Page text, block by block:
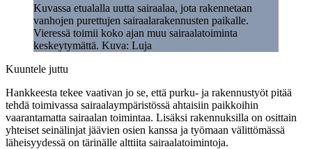
Kuvassa etualalla uutta sairaalaa, jota rakennetaan
vanhojen purettujen sairaalarakennusten paikalle.
Vieressä toimii koko ajan muu sairaalatoiminta
keskeytymättä. Kuva: Luja
Kuuntele juttu
Hankkeesta tekee vaativan jo se, että purku- ja rakennustyöt pitää
tehdä toimivassa sairaalaympäristössä ahtaisiin paikkoihin
vaarantamatta sairaalan toimintaa. Lisäksi rakennuksilla on osittain
yhteiset seinälinjat jäävien osien kanssa ja työmaan välittömässä
läheisyydessä on tärinälle alttiita sairaalatoimintoja.